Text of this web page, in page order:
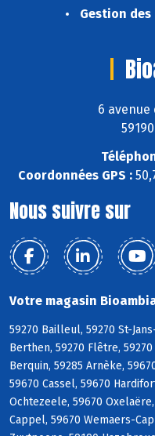
Gestion des
6 avenue
Coordonnées GPS :
Nous suivre sur
Votre magasin
59270 Bailleul, 59270 St-
Berthen, 59270 Flêtre,
Berquin, 59285 Arnèke,
59670 Cassel, 59670
Ochtezeele, 59670
Cappel, 59670 Wemaers-